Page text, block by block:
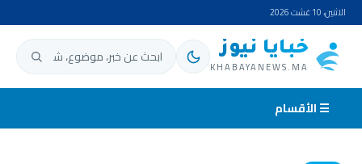
الاثنين، 10 غشت 2026
خبايا نيوز
KHABAYANEWS.MA ابحث عن:
☰ الأقسام